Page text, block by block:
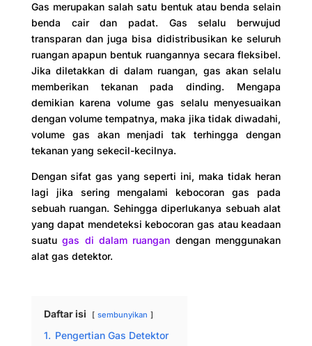
Gas merupakan salah satu bentuk atau benda selain
benda cair dan padat. Gas selalu berwujud
transparan dan juga bisa didistribusikan ke seluruh
ruangan apapun bentuk ruangannya secara fleksibel.
Jika diletakkan di dalam ruangan, gas akan selalu
memberikan tekanan pada dinding. Mengapa
demikian karena volume gas selalu menyesuaikan
dengan volume tempatnya, maka jika tidak diwadahi,
volume gas akan menjadi tak terhingga dengan
tekanan yang sekecil-kecilnya.
Dengan sifat gas yang seperti ini, maka tidak heran
lagi jika sering mengalami kebocoran gas pada
sebuah ruangan. Sehingga diperlukanya sebuah alat
yang dapat mendeteksi kebocoran gas atau keadaan
suatugas di dalam ruangan dengan menggunakan
alat gas detektor.
Daftar isi sembunyikan
1. Pengertian Gas Detektor